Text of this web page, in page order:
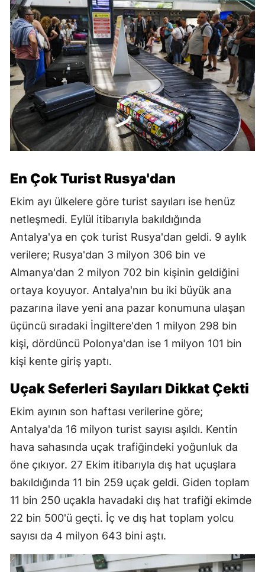
En Çok Turist Rusya'dan
Ekim ayı ülkelere göre turist sayıları ise henüz
netleşmedi. Eylül itibarıyla bakıldığında
Antalya'ya en çok turist Rusya'dan geldi. 9 aylık
verilere; Rusya'dan 3 milyon 306 bin ve
Almanya'dan 2 milyon 702 bin kişinin geldiğini
ortaya koyuyor. Antalya'nın bu iki büyük ana
pazarına ilave yeni ana pazar konumuna ulaşan
üçüncü sıradaki İngiltere'den 1 milyon 298 bin
kişi, dördüncü Polonya'dan ise 1 milyon 101 bin
kişi kente giriş yaptı.
Uçak Seferleri Sayıları Dikkat Çekti
Ekim ayının son haftası verilerine göre;
Antalya'da 16 milyon turist sayısı aşıldı. Kentin
hava sahasında uçak trafiğindeki yoğunluk da
öne çıkıyor. 27 Ekim itibarıyla dış hat uçuşlara
bakıldığında 11 bin 259 uçak geldi. Giden toplam
11 bin 250 uçakla havadaki dış hat trafiği ekimde
22 bin 500'ü geçti. İç ve dış hat toplam yolcu
sayısı da 4 milyon 643 bini aştı.